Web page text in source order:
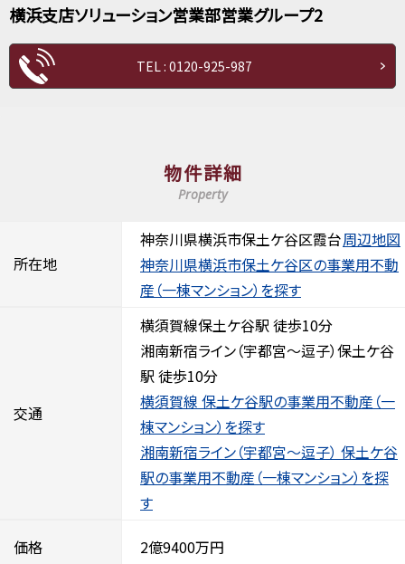
横浜支店ソリューション営業部営業グループ2
TEL : 0120-925-987
物件詳細
Property
所在地
神奈川県横浜市保土ケ谷区霞台周辺地図
神奈川県横浜市保土ケ谷区の事業用不動
産（一棟マンション）を探す
交通
横須賀線保土ケ谷駅 徒歩10分
湘南新宿ライン（宇都宮～逗子）保土ケ谷
駅 徒歩10分
横須賀線 保土ケ谷駅の事業用不動産（一
棟マンション）を探す
湘南新宿ライン（宇都宮～逗子） 保土ケ谷
駅の事業用不動産（一棟マンション）を探
す
価格 2億9400万円